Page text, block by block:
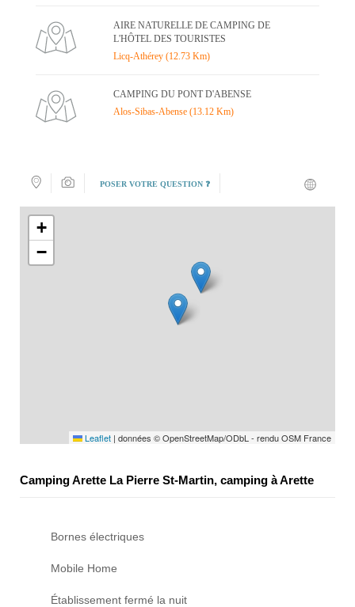
AIRE NATURELLE DE CAMPING DE
L'HÔTEL DES TOURISTES
Licq-Athérey (12.73 Km)
CAMPING DU PONT D'ABENSE
Alos-Sibas-Abense (13.12 Km)
POSER VOTRE QUESTION ❓
+
−
Leaflet | données © OpenStreetMap/ODbL - rendu OSM France
Camping Arette La Pierre St-Martin, camping à Arette
Bornes électriques
Mobile Home
Établissement fermé la nuit